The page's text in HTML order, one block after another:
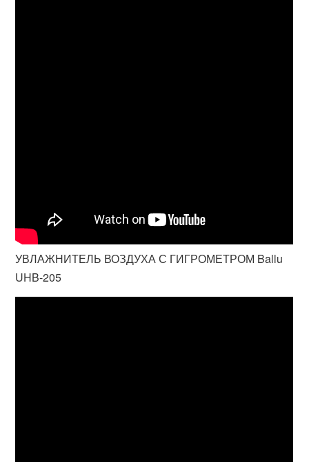
УВЛАЖНИТЕЛЬ ВОЗДУХА С ГИГРОМЕТРОМ Ballu
UHB-205